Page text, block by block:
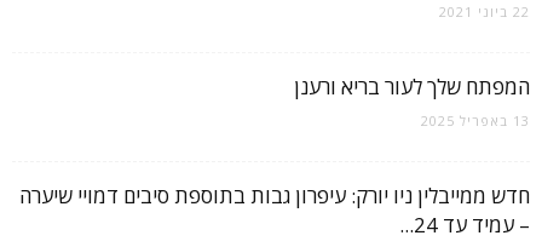
22 ביוני 2021
המפתח שלך לעור בריא ורענן
13 באפריל 2025
חדש ממייבלין ניו יורק: עיפרון גבות בתוספת סיבים דמויי שיערה
– עמיד עד 24...